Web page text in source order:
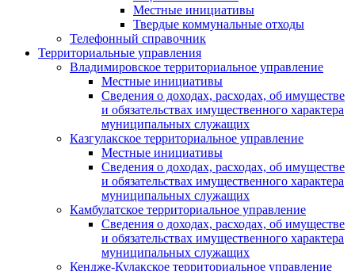
Местные инициативы
Твердые коммунальные отходы
Телефонный справочник
Территориальные управления
Владимировское территориальное управление
Местные инициативы
Сведения о доходах, расходах, об имуществе
и обязательствах имущественного характера
муниципальных служащих
Казгулакское территориальное управление
Местные инициативы
Сведения о доходах, расходах, об имуществе
и обязательствах имущественного характера
муниципальных служащих
Камбулатское территориальное управление
Сведения о доходах, расходах, об имуществе
и обязательствах имущественного характера
муниципальных служащих
Кендже-Кулакское территориальное управление